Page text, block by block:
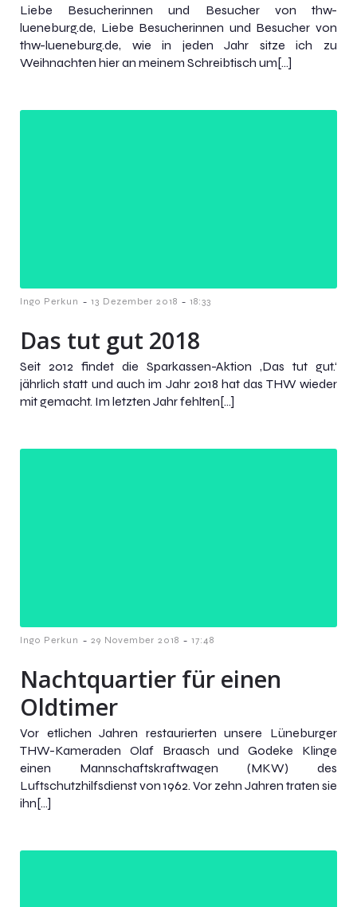
Liebe Besucherinnen und Besucher von thw-
lueneburg.de, Liebe Besucherinnen und Besucher von
thw-lueneburg.de, wie in jeden Jahr sitze ich zu
Weihnachten hier an meinem Schreibtisch um[…]
Ingo Perkun - 13 Dezember 2018 - 18:33
Das tut gut 2018
Seit 2012 findet die Sparkassen-Aktion ‚Das tut gut.‘
jährlich statt und auch im Jahr 2018 hat das THW wieder
mit gemacht. Im letzten Jahr fehlten[…]
Ingo Perkun - 29 November 2018 - 17:48
Nachtquartier für einen
Oldtimer
Vor etlichen Jahren restaurierten unsere Lüneburger
THW-Kameraden Olaf Braasch und Godeke Klinge
einen Mannschaftskraftwagen (MKW) des
Luftschutzhilfsdienst von 1962. Vor zehn Jahren traten sie
ihn[…]